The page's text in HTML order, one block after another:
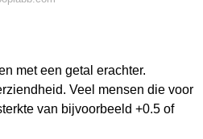
met een getal erachter.
Veel mensen die voor
van bijvoorbeeld +0.5 of